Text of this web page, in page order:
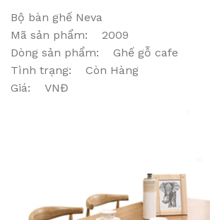
Bộ bàn ghế Neva
Mã sản phẩm: 2009
Dòng sản phẩm: Ghế gỗ cafe
Tình trạng: Còn Hàng
Giá: VNĐ